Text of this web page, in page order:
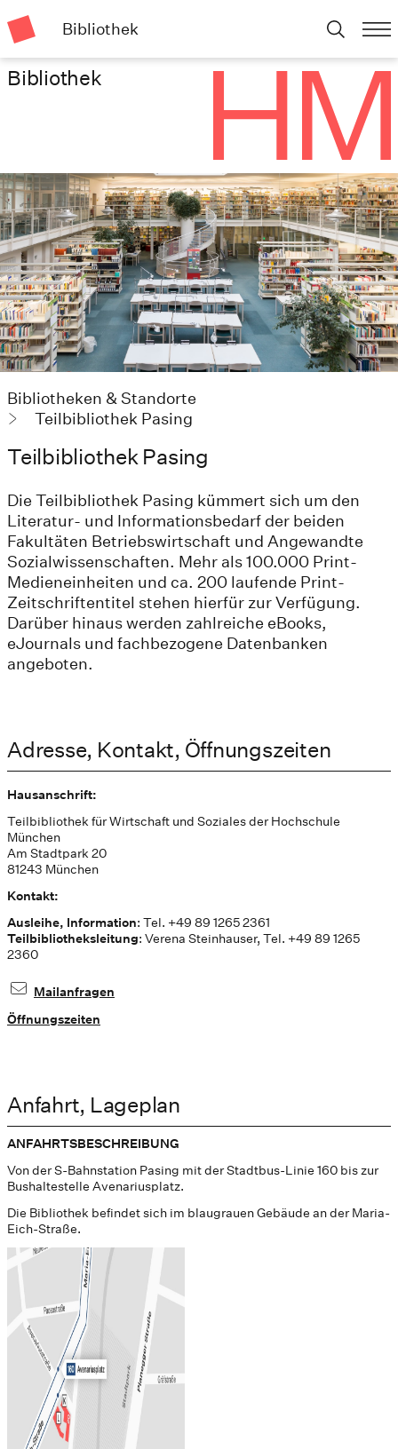
Bibliothek
Bibliothek
Bibliotheken & Standorte
Teilbibliothek Pasing
Teilbibliothek Pasing
Die Teilbibliothek Pasing kümmert sich um den
Literatur- und Informationsbedarf der beiden
Fakultäten Betriebswirtschaft und Angewandte
Sozialwissenschaften. Mehr als 100.000 Print-
Medieneinheiten und ca. 200 laufende Print-
Zeitschriftentitel stehen hierfür zur Verfügung.
Darüber hinaus werden zahlreiche eBooks,
eJournals und fachbezogene Datenbanken
angeboten.
Adresse, Kontakt, Öffnungszeiten
Hausanschrift:
Teilbibliothek für Wirtschaft und Soziales der Hochschule
München
Am Stadtpark 20
81243 München
Kontakt:
Ausleihe, Information: Tel. +49 89 1265 2361
Teilbibliotheksleitung: Verena Steinhauser, Tel. +49 89 1265
2360
Mailanfragen
Öffnungszeiten
Anfahrt, Lageplan
ANFAHRTSBESCHREIBUNG
Von der S-Bahnstation Pasing mit der Stadtbus-Linie 160 bis zur
Bushaltestelle Avenariusplatz.
Die Bibliothek befindet sich im blaugrauen Gebäude an der Maria-
Eich-Straße.